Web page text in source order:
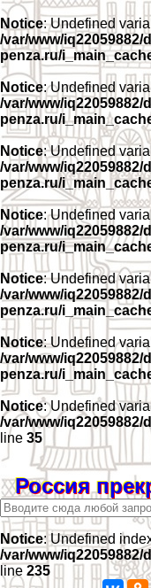
Notice: Undefined
/var/www/iq22059882/
penza.ru/
Notice: Undefined
/var/www/iq22059882/
penza.ru/
Notice: Undefined
/var/www/iq22059882/
penza.ru/
Notice: Undefined
/var/www/iq22059882/
penza.ru/
Notice: Undefined
/var/www/iq22059882/
penza.ru/
Notice: Undefined
/var/www/iq22059882/
penza.ru/
Notice: Undefined
/var/www/
line 35
Россия
Notice: Undefined
/var/www/
line 235